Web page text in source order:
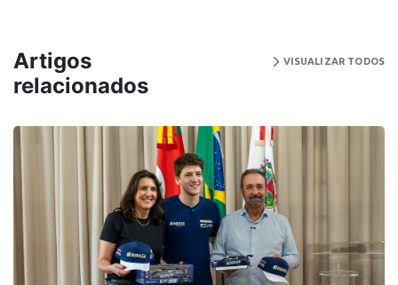
Artigos
relacionados
VISUALIZAR TODOS